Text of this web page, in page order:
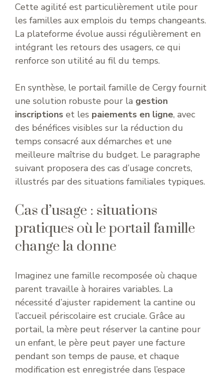
Cette agilité est particulièrement utile pour
les familles aux emplois du temps changeants.
La plateforme évolue aussi régulièrement en
intégrant les retours des usagers, ce qui
renforce son utilité au fil du temps.
En synthèse, le portail famille de Cergy fournit
une solution robuste pour la gestion
inscriptions et les paiements en ligne, avec
des bénéfices visibles sur la réduction du
temps consacré aux démarches et une
meilleure maîtrise du budget. Le paragraphe
suivant proposera des cas d’usage concrets,
illustrés par des situations familiales typiques.
Cas d’usage : situations
pratiques où le portail famille
change la donne
Imaginez une famille recomposée où chaque
parent travaille à horaires variables. La
nécessité d’ajuster rapidement la cantine ou
l’accueil périscolaire est cruciale. Grâce au
portail, la mère peut réserver la cantine pour
un enfant, le père peut payer une facture
pendant son temps de pause, et chaque
modification est enregistrée dans l’espace